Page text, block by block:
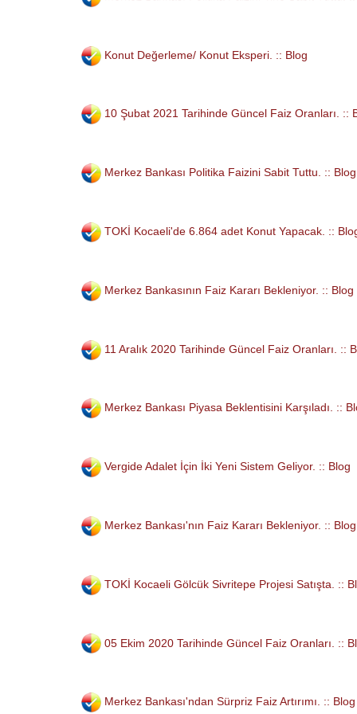
Konut Değerleme/ Konut Eksperi. :: Blog
10 Şubat 2021 Tarihinde Güncel Faiz Oranları. ::
Merkez Bankası Politika Faizini Sabit Tuttu. :: Blog
TOKİ Kocaeli'de 6.864 adet Konut Yapacak. ::
Merkez Bankasının Faiz Kararı Bekleniyor. :: Blog
11 Aralık 2020 Tarihinde Güncel Faiz Oranları. ::
Merkez Bankası Piyasa Beklentisini Karşıladı. ::
Vergide Adalet İçin İki Yeni Sistem Geliyor. :: Blog
Merkez Bankası'nın Faiz Kararı Bekleniyor. :: Blog
TOKİ Kocaeli Gölcük Sivritepe Projesi Satışta. ::
05 Ekim 2020 Tarihinde Güncel Faiz Oranları. ::
Merkez Bankası'ndan Sürpriz Faiz Artırımı. :: Blog